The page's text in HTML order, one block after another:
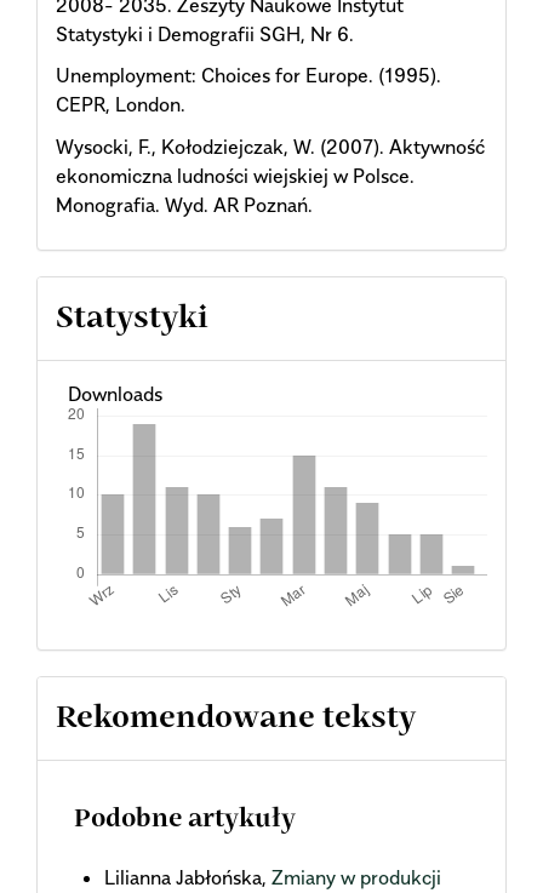
Statystyki i Demografii SGH, Nr 6.
Unemployment: Choices for Europe. (1995).
CEPR, London.
Wysocki, F., Kołodziejczak, W. (2007). Aktywność
ekonomiczna ludności wiejskiej w Polsce.
Monografia. Wyd. AR Poznań.
Statystyki
Downloads
Rekomendowane teksty
Podobne artykuły
Lilianna Jabłońska, Zmiany w produkcji